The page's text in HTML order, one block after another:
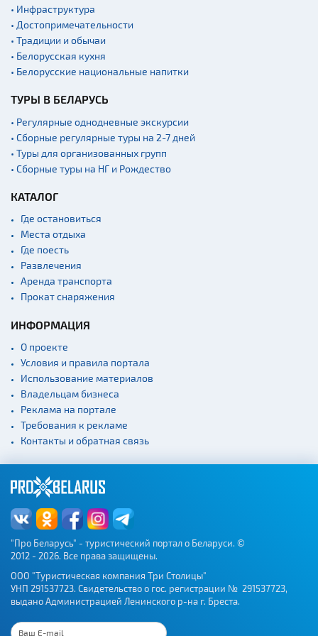
Военная история
Мастер-классы
Квесты
Новости
Спортинг-клубы и тиры
Ратуши
Родовые усадьбы
архитектура
Памятники
Памятники известным
людям
Кладбище
Национальные парки и
заказники
Концертные залы
Спортивные
сооружения
Аэропорты
Железнодорожные
вокзалы
• Инфраструктура
• Достопримечательности
• Традиции и обычаи
• Белорусская кухня
• Белорусские национальные напитки
ТУРЫ В БЕЛАРУСЬ
• Регулярные однодневные экскурсии
• Сборные регулярные туры на 2-7 дней
• Туры для организованных групп
• Сборные туры на НГ и Рождество
КАТАЛОГ
Где остановиться
Места отдыха
Где поесть
Развлечения
Аренда транспорта
Прокат снаряжения
ИНФОРМАЦИЯ
О проекте
Условия и правила портала
Использование материалов
Владельцам бизнеса
Реклама на портале
Требования к рекламе
Контакты и обратная связь
"Про Беларусь" - туристический портал о Беларуси. ©
2012 - 2026. Все права защищены.
ООО "Туристическая компания Три Столицы"
УНП 291537723. Свидетельство о гос. регистрации № 291537723,
выдано Администрацией Ленинского р-на г. Бреста.